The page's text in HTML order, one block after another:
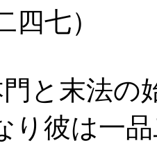
四七）
と末法の
り彼は一